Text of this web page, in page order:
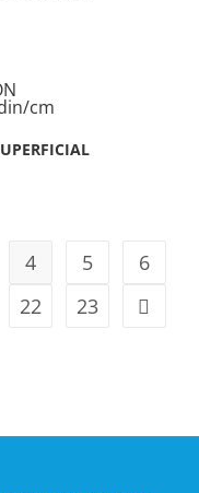
4 5
6
22 23